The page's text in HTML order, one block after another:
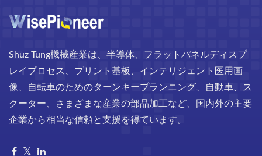
Shuz Tung機械産業は、半導体、フラットパネルディスプ
レイプロセス、プリント基板、インテリジェント医用画
像、自転車のためのターンキープランニング、自動車、ス
クーター、さまざまな産業の部品加工など、国内外の主要
企業から相当な信頼と支援を得ています。